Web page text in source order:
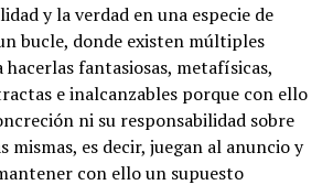
y la verdad en una especie de
bucle, donde existen múltiples
hacerlas fantasiosas, metafísicas,
e inalcanzables porque con ello
ni su responsabilidad sobre
mismas, es decir, juegan al anuncio y
con ello un supuesto